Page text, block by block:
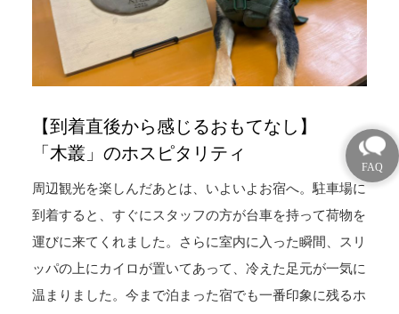
【到着直後から感じるおもてなし】
「木叢」のホスピタリティ
周辺観光を楽しんだあとは、いよいよお宿へ。駐車場に
到着すると、すぐにスタッフの方が台車を持って荷物を
運びに来てくれました。さらに室内に入った瞬間、スリ
ッパの上にカイロが置いてあって、冷えた足元が一気に
温まりました。今まで泊まった宿でも一番印象に残るホ